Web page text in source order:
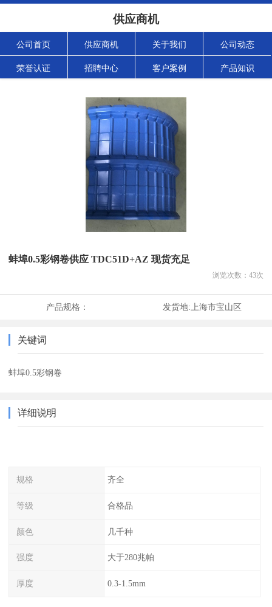
供应商机
公司首页 供应商机 关于我们 公司动态
荣誉认证 招聘中心 客户案例 产品知识
蚌埠0.5彩钢卷供应 TDC51D+AZ 现货充足
浏览次数： 43次
产品规格： 发货地: 上海市宝山区
关键词
蚌埠0.5彩钢卷
详细说明
规格 齐全
等级 合格品
颜色 几千种
强度 大于280兆帕
厚度 0.3-1.5mm